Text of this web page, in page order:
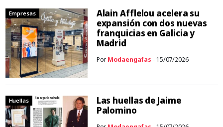
Empresas
Alain Afflelou acelera su
expansión con dos nuevas
franquicias en Galicia y
Madrid
Por Modaengafas - 15/07/2026
Huellas
Las huellas de Jaime
Palomino